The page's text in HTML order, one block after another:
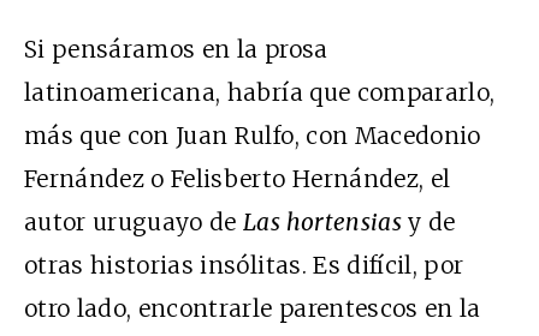
Si pensáramos en la prosa
latinoamericana, habría que compararlo,
más que con Juan Rulfo, con Macedonio
Fernández o Felisberto Hernández, el
autor uruguayo deLas hortensiasy de
otras historias insólitas. Es difícil, por
otro lado, encontrarle parentescos en la